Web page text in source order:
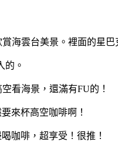
海雲台美景。裡面的星
的。
看海景，還滿有FU的！
來杯高空咖啡啊！
咖啡，超享受！很推！